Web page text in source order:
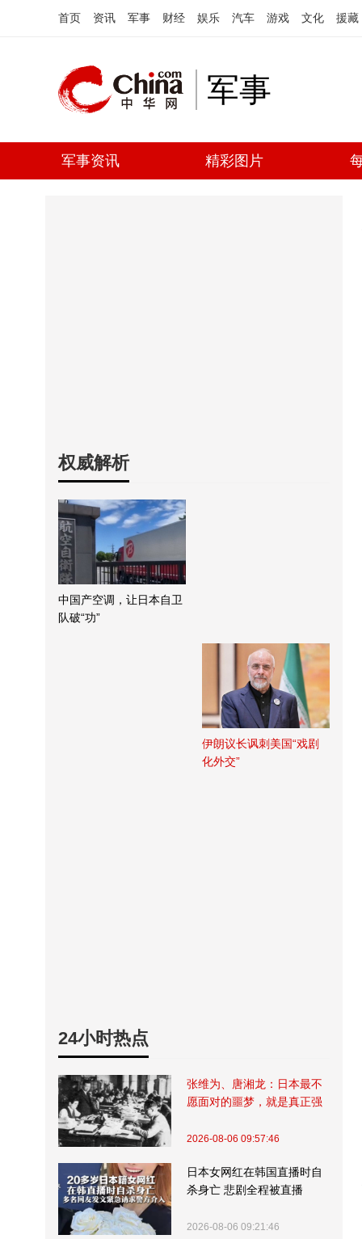
首页 资讯 军事 财经 娱乐 汽车 游戏 文化 援藏
军事
军事资讯 精彩图片
权威解析
中国产空调，让日本自卫
队破“功”
伊朗议长讽刺美国“戏剧
化外交”
24小时热点
张维为、唐湘龙：日本最不
愿面对的噩梦，就是真正强
2026-08-06 09:57:46
日本女网红在韩国直播时自
杀身亡 悲剧全程被直播
2026-08-06 09:21:46